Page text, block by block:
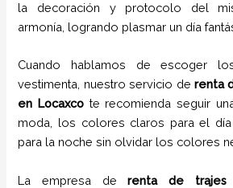
la decoración y protocolo del
armonía, logrando plasmar un día
Cuando hablamos de escoger
vestimenta, nuestro servicio de renta
enLocaxco te recomienda seguir
moda, los colores claros para el
para la noche sin olvidar los colores
La empresa derenta de trajes